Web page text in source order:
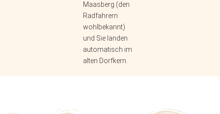
Maasberg (den
Radfahrern
wohlbekannt)
und Sie landen
automatisch im
alten Dorfkern.